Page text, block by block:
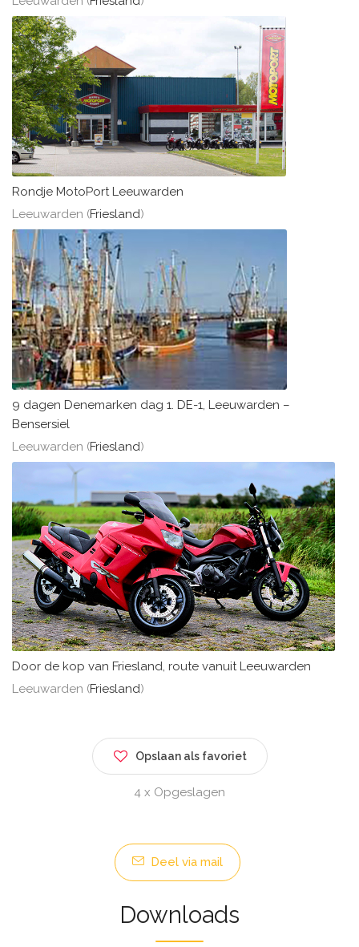
Rondje MotoPort Leeuwarden
Leeuwarden (Friesland)
9 dagen Denemarken dag 1. DE-1, Leeuwarden –
Bensersiel
Leeuwarden (Friesland)
Door de kop van Friesland, route vanuit Leeuwarden
Leeuwarden (Friesland)
Opslaan als favoriet
4 x Opgeslagen
Deel via mail
Downloads